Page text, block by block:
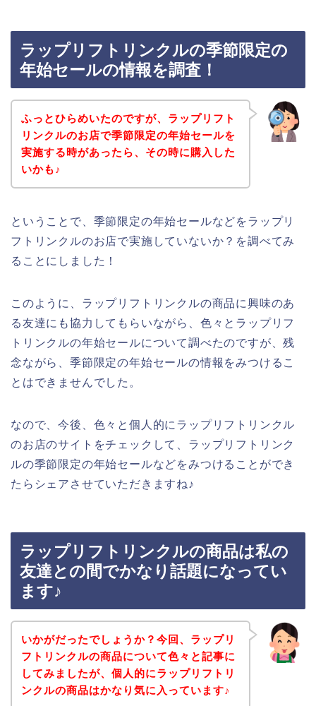
ラップリフトリンクルの季節限定の
年始セールの情報を調査！
ふっとひらめいたのですが、ラップリフト
リンクルのお店で季節限定の年始セールを
実施する時があったら、その時に購入した
いかも♪
ということで、季節限定の年始セールなどをラップリ
フトリンクルのお店で実施していないか？を調べてみ
ることにしました！
このように、ラップリフトリンクルの商品に興味のあ
る友達にも協力してもらいながら、色々とラップリフ
トリンクルの年始セールについて調べたのですが、残
念ながら、季節限定の年始セールの情報をみつけるこ
とはできませんでした。
なので、今後、色々と個人的にラップリフトリンクル
のお店のサイトをチェックして、ラップリフトリンク
ルの季節限定の年始セールなどをみつけることができ
たらシェアさせていただきますね♪
ラップリフトリンクルの商品は私の
友達との間でかなり話題になってい
ます♪
いかがだったでしょうか？今回、ラップリ
フトリンクルの商品について色々と記事に
してみましたが、個人的にラップリフトリ
ンクルの商品はかなり気に入っています♪